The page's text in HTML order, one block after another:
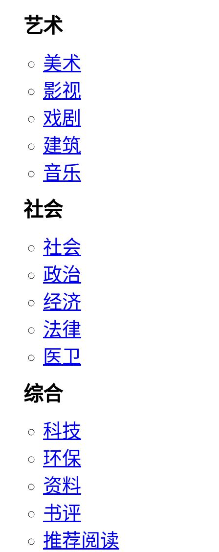
艺术
美术
影视
戏剧
建筑
音乐
社会
社会
政治
经济
法律
医卫
综合
科技
环保
资料
书评
推荐阅读